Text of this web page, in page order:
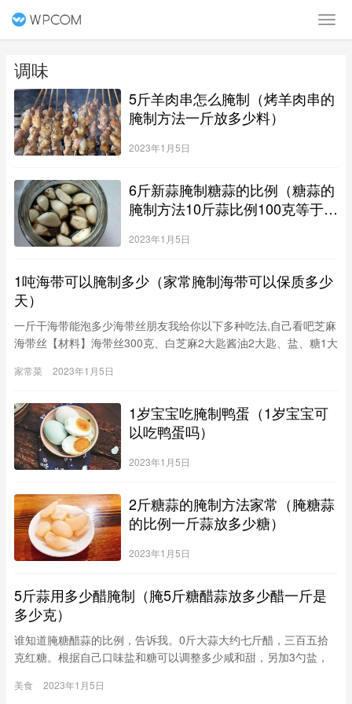
调味
5斤羊肉串怎么腌制（烤羊肉串的
腌制方法一斤放多少料）
2023年1月5日
6斤新蒜腌制糖蒜的比例（糖蒜的
腌制方法10斤蒜比例100克等于一
2023年1月5日
1吨海带可以腌制多少（家常腌制海带可以保质多少
天）
一斤干海带能泡多少海带丝朋友我给你以下多种吃法,自己看吧芝麻
海带丝【材料】海带丝300克、白芝麻2大匙酱油2大匙、盐、糖1大
箱烤熟后，盛出放凉备用。2.海带丝加水（盖过海带丝）煮沸后，
可。【老师说】1.煮海带丝时在水中加1大匙醋，可使海
家常菜 2023年1月5日
1岁宝宝吃腌制鸭蛋（1岁宝宝可
以吃鸭蛋吗）
2023年1月5日
2斤糖蒜的腌制方法家常（腌糖蒜
的比例一斤蒜放多少糖）
2023年1月5日
5斤蒜用多少醋腌制（腌5斤糖醋蒜放多少醋一斤是
多少克）
谁知道腌糖醋蒜的比例，告诉我。0斤大蒜大约七斤醋，三百五拾
克红糖。根据自己口味盐和糖可以调整多少咸和甜，另加3勺盐，
克、白糖16.7千克。
美食 2023年1月5日